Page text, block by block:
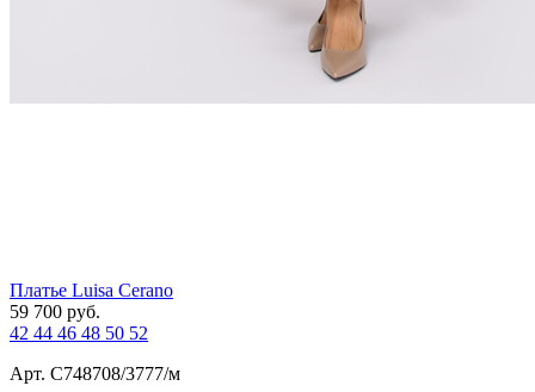
Платье Luisa Cerano
59 700 руб.
42 44 46 48 50 52
Арт. С748708/3777/м